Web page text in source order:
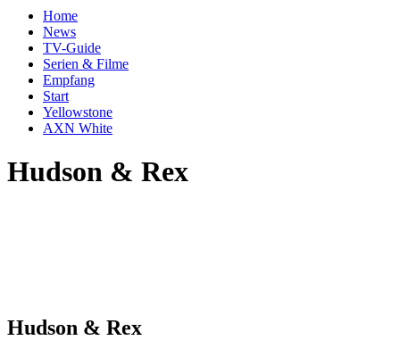
Home
News
TV-Guide
Serien & Filme
Empfang
Start
Yellowstone
AXN White
Hudson & Rex
Hudson & Rex